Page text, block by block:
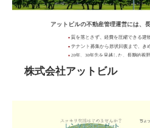
株式会社アットビル